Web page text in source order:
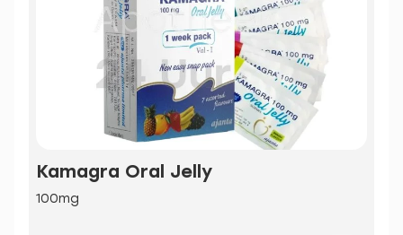
Kamagra Oral Jelly
100mg